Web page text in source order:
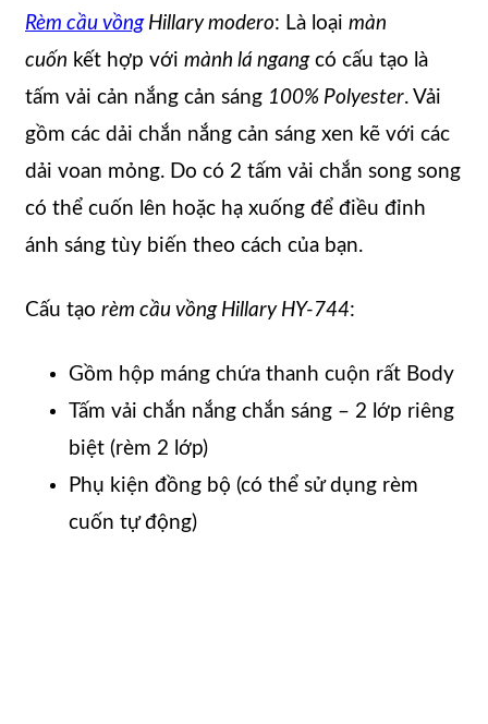
Rèm cầu vồngHillarymodero: Là loại màn
cuốn kết hợp với mành lá ngangcó cấu tạo là
tấm vải cản nắng cản sáng 100% Polyester. Vải
gồm các dải chắn nắng cản sáng xen kẽ với các
dải voan mỏng. Do có 2 tấm vải chắn song song
có thể cuốn lên hoặc hạ xuống để điều đỉnh
ánh sáng tùy biến theo cách của bạn.
Cấu tạo rèm cầu vồng Hillary HY-744:
Gồm hộp máng chứa thanh cuộn rất Body
Tấm vải chắn nắng chắn sáng – 2 lớp riêng
biệt (rèm 2 lớp)
Phụ kiện đồng bộ (có thể sử dụng rèm
cuốn tự động)